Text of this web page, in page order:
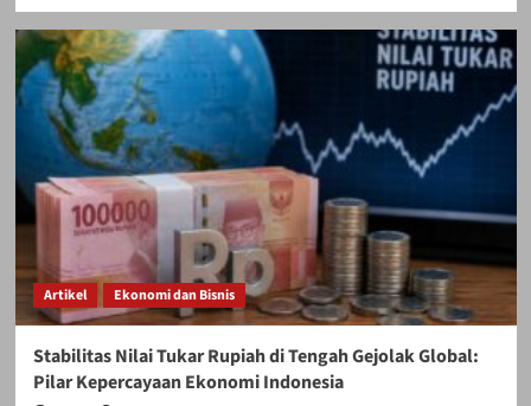
Artikel Ekonomi dan Bisnis
Stabilitas Nilai Tukar Rupiah di Tengah Gejolak Global:
Pilar Kepercayaan Ekonomi Indonesia